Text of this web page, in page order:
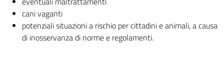
cani vaganti
potenziali situazioni a rischio per cittadini e animali, a causa
di inosservanza di norme e regolamenti.